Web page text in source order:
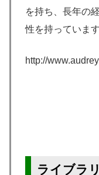
を持ち、長年の
性を持っています
http://
ライブラ